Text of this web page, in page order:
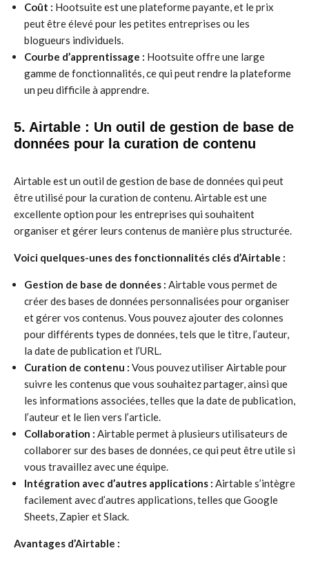
Coût : Hootsuite est une plateforme payante, et le prix
peut être élevé pour les petites entreprises ou les
blogueurs individuels.
Courbe d’apprentissage : Hootsuite offre une large
gamme de fonctionnalités, ce qui peut rendre la plateforme
un peu difficile à apprendre.
5. Airtable : Un outil de gestion de base de
données pour la curation de contenu
Airtable est un outil de gestion de base de données qui peut
être utilisé pour la curation de contenu. Airtable est une
excellente option pour les entreprises qui souhaitent
organiser et gérer leurs contenus de manière plus structurée.
Voici quelques-unes des fonctionnalités clés d’Airtable :
Gestion de base de données : Airtable vous permet de
créer des bases de données personnalisées pour organiser
et gérer vos contenus. Vous pouvez ajouter des colonnes
pour différents types de données, tels que le titre, l’auteur,
la date de publication et l’URL.
Curation de contenu : Vous pouvez utiliser Airtable pour
suivre les contenus que vous souhaitez partager, ainsi que
les informations associées, telles que la date de publication,
l’auteur et le lien vers l’article.
Collaboration : Airtable permet à plusieurs utilisateurs de
collaborer sur des bases de données, ce qui peut être utile si
vous travaillez avec une équipe.
Intégration avec d’autres applications : Airtable s’intègre
facilement avec d’autres applications, telles que Google
Sheets, Zapier et Slack.
Avantages d’Airtable :